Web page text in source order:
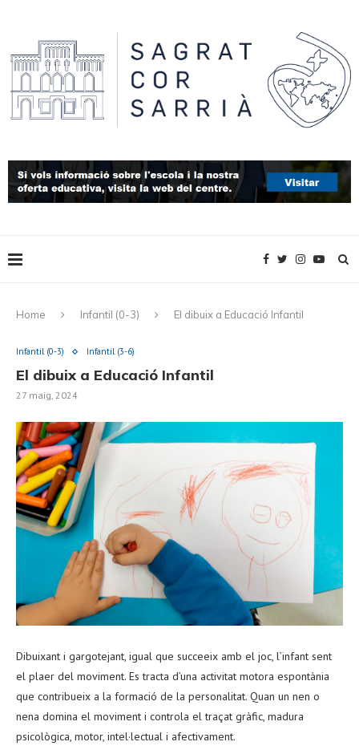
Home Infantil (0-3) El dibuix a Educació Infantil
Infantil (0-3) Infantil (3-6)
El dibuix a Educació Infantil
27 maig, 2024
Dibuixant i gargotejant, igual que succeeix amb el joc, l’infant sent
el plaer del moviment. Es tracta d’una activitat motora espontània
que contribueix a la formació de la personalitat. Quan un nen o
nena domina el moviment i controla el traçat gràfic, madura
psicològica, motor, intel·lectual i afectivament.